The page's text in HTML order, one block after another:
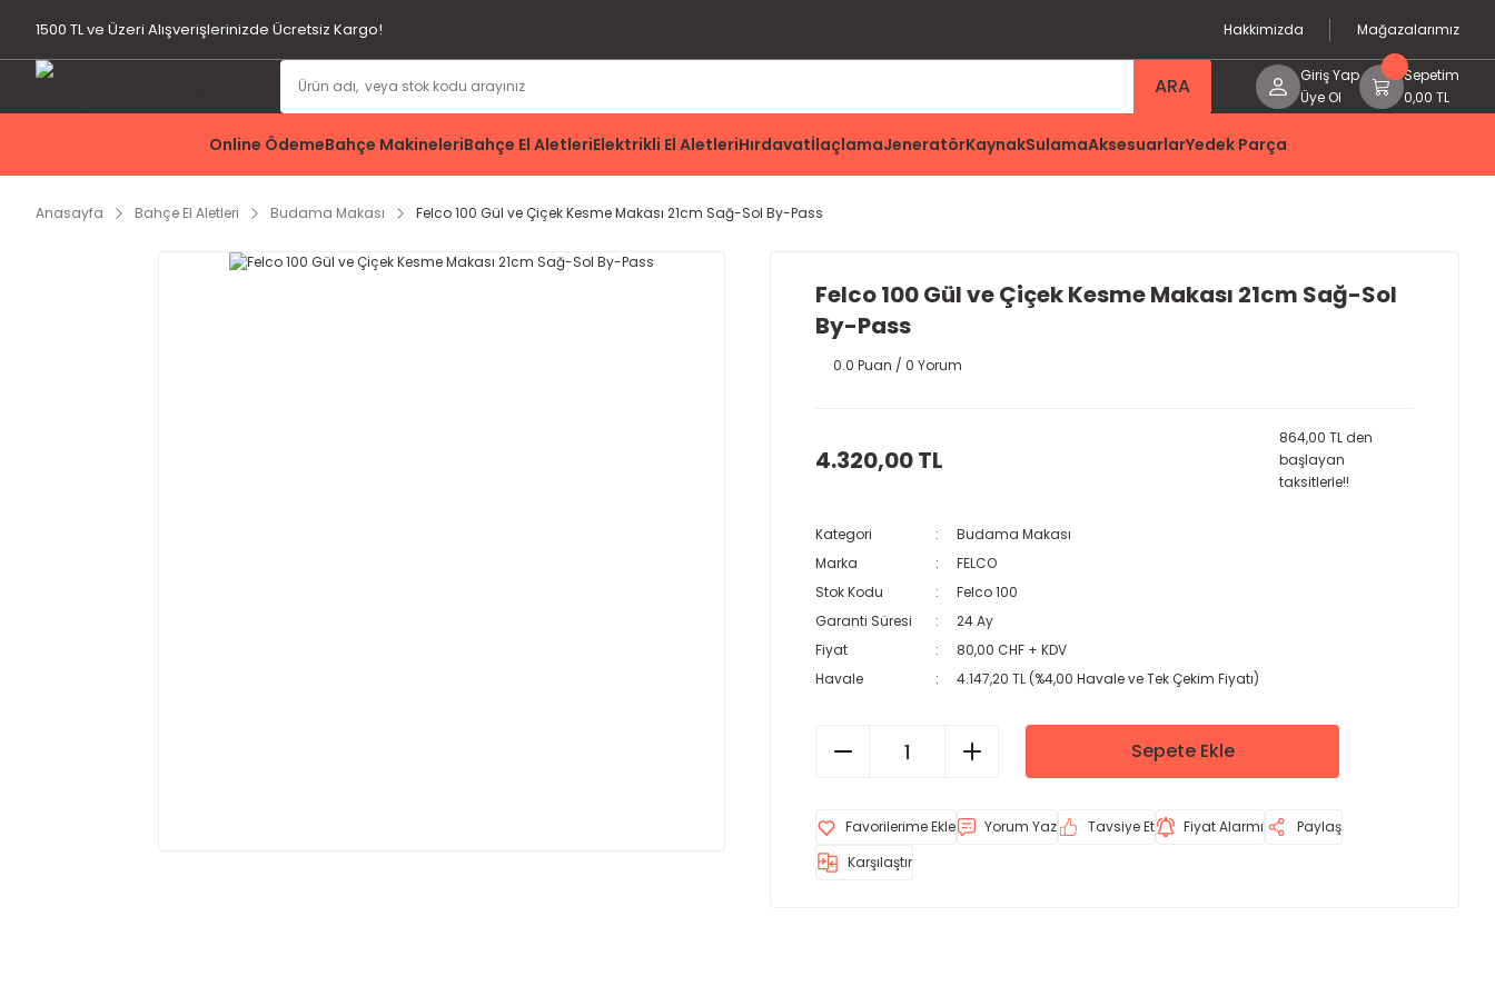
1500 TL ve Üzeri Alışverişlerinizde Ücretsiz Kargo! Hakkimizda Mağazalarımız
ARA
Giriş Yap
Üye Ol
Sepetim
0,00 TL
Online ÖdemeBahçe MakineleriBahçe El AletleriElektrikli El AletleriHırdavatİlaçlamaJeneratörKaynakSulamaAksesuarlarYedek Parça
Anasayfa Bahçe El Aletleri Budama Makası Felco 100 Gül ve Çiçek Kesme Makası 21cm Sağ-Sol By-Pass
Felco 100 Gül ve Çiçek Kesme Makası 21cm Sağ-Sol
By-Pass
0.0 Puan / 0 Yorum
4.320,00 TL
864,00 TL den
başlayan
taksitlerle!!
Kategori
Budama Makası
Marka
FELCO
Stok Kodu
Felco 100
Garanti Süresi
24 Ay
Fiyat
80,00 CHF + KDV
Havale
4.147,20 TL (%4,00 Havale ve Tek Çekim Fiyatı)
Sepete Ekle
Yorum Yaz Tavsiye Et Fiyat Alarmı
Paylaş
Karşılaştır